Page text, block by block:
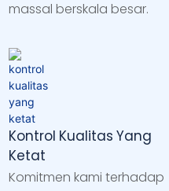
massal berskala besar.
Kontrol Kualitas Yang
Ketat
Komitmen kami terhadap